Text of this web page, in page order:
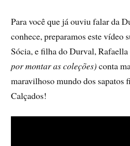
Para você que já ouviu falar da
conhece, preparamos este vídeo
Sócia, e filha do Durval,
por montar as coleções)conta
maravilhoso mundo dos sapatos
Calçados!